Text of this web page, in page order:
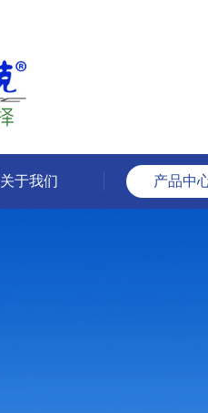
关于我们 产品中